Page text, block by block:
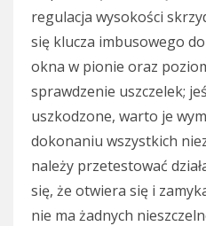
regulacja wysokości
się klucza imbusowego
okna w pionie oraz
sprawdzenie uszczelek;
uszkodzone, warto je
dokonaniu wszystkich
należy przetestować
się, że otwiera się i
nie ma żadnych